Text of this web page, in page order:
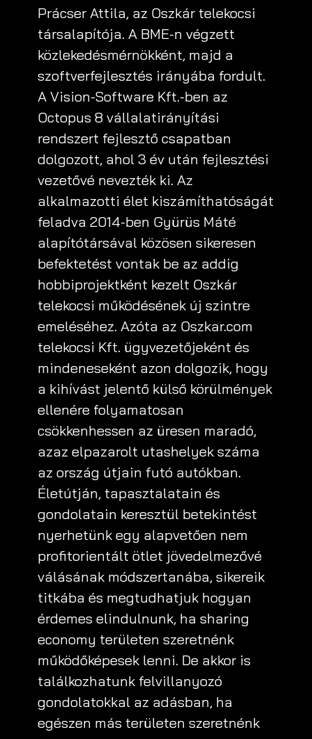
Prácser Attila, az Oszkár telekocsi
társalapítója. A BME-n végzett
közlekedésmérnökként, majd a
szoftverfejlesztés irányába fordult.
A Vision-Software Kft.-ben az
Octopus 8 vállalatirányítási
rendszert fejlesztő csapatban
dolgozott, ahol 3 év után fejlesztési
vezetővé nevezték ki. Az
alkalmazotti élet kiszámíthatóságát
feladva 2014-ben Gyürüs Máté
alapítótársával közösen sikeresen
befektetést vontak be az addig
hobbiprojektként kezelt Oszkár
telekocsi működésének új szintre
emeléséhez. Azóta az Oszkar.com
telekocsi Kft. ügyvezetőjeként és
mindeneseként azon dolgozik, hogy
a kihívást jelentő külső körülmények
ellenére folyamatosan
csökkenhessen az üresen maradó,
azaz elpazarolt utashelyek száma
az ország útjain futó autókban.
Életútján, tapasztalatain és
gondolatain keresztül betekintést
nyerhetünk egy alapvetően nem
profitorientált ötlet jövedelmezővé
válásának módszertanába, sikereik
titkába és megtudhatjuk hogyan
érdemes elindulnunk, ha sharing
economy területen szeretnénk
működőképesek lenni. De akkor is
találkozhatunk felvillanyozó
gondolatokkal az adásban, ha
egészen más területen szeretnénk